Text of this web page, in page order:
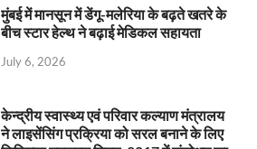
मुंबई में मानसून में डेंगू-मलेरिया के बढ़ते खतरे के
बीच स्टार हेल्थ ने बढ़ाई मेडिकल सहायता
July 6, 2026
केन्‍द्रीय स्वास्थ्य एवं परिवार कल्याण मंत्रालय
ने लाइसेंसिंग प्रक्रिया को सरल बनाने के लिए